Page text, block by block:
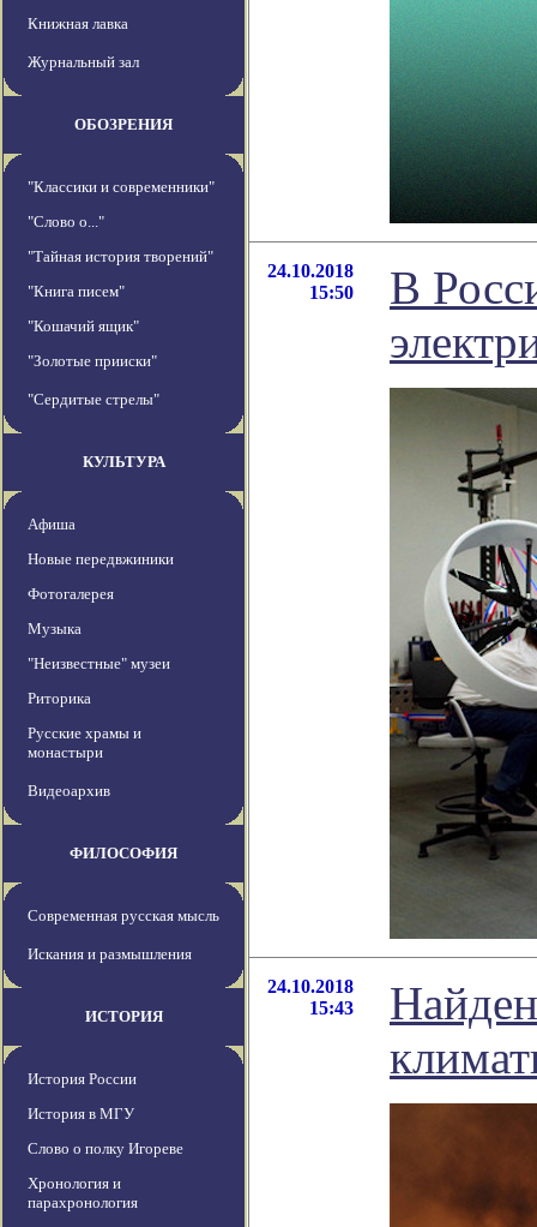
Книжная лавка
Журнальный зал
ОБОЗРЕНИЯ
"Классики и современники"
"Слово о..."
"Тайная история творений"
"Книга писем"
"Кошачий ящик"
"Золотые прииски"
"Сердитые стрелы"
КУЛЬТУРА
Афиша
Новые передвжиники
Фотогалерея
Музыка
"Неизвестные" музеи
Риторика
Русские храмы и
монастыри
Видеоархив
ФИЛОСОФИЯ
Современная русская мысль
Искания и размышления
ИСТОРИЯ
История России
История в МГУ
Слово о полку Игореве
Хронология и
парахронология
24.10.2018
15:50
В
24.10.2018
15:43